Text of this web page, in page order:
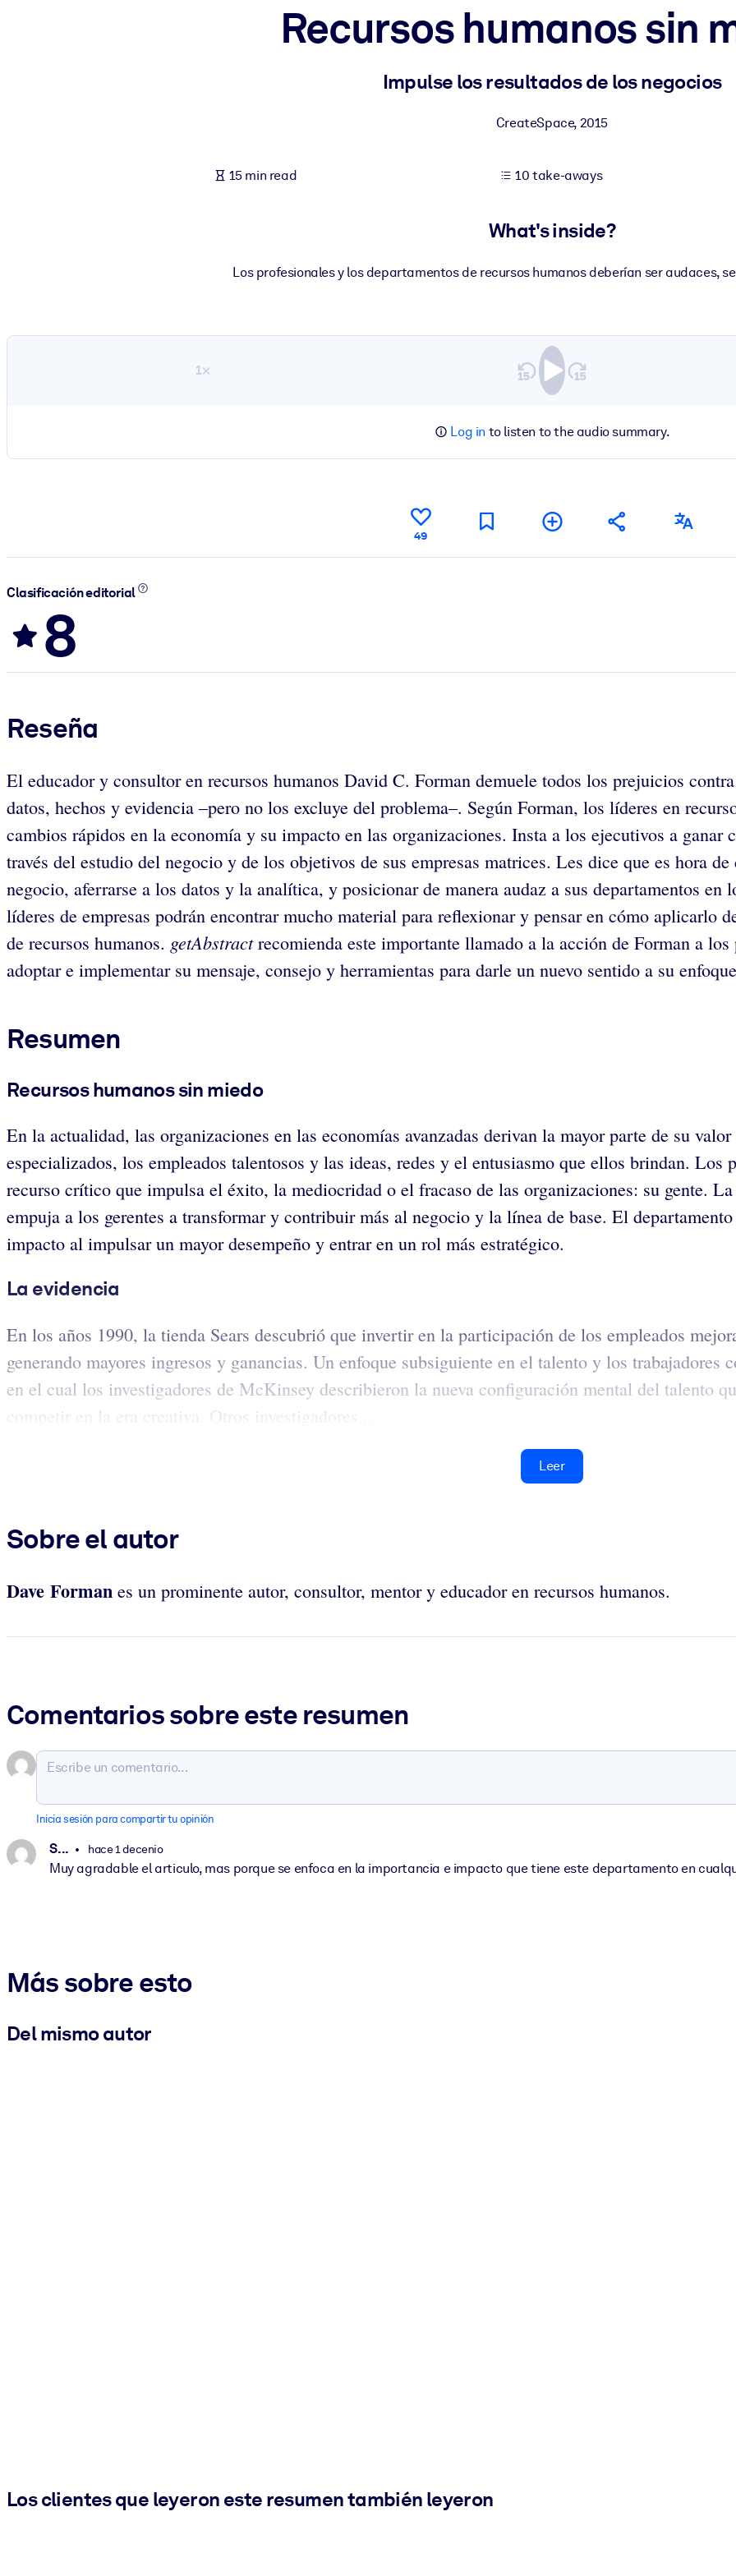
Fuel your AI systems with reliable, structured knowledge to improve outputs.
Recursos humanos sin
Impulse los resultados de los negocios
CreateSpace, 2015
15 min read 10 take-aways
What's inside?
Los profesionales y los departamentos de recursos humanos deberían ser audaces,
1×
Log in to listen to the audio summary.
49
Clasificación editorial
8
Reseña
El educador y consultor en recursos humanos David C. Forman demuele todos los prejuicios
datos, hechos y evidencia –pero no los excluye del problema–. Según Forman, los líderes en
cambios rápidos en la economía y su impacto en las organizaciones. Insta a los ejecutivos a
través del estudio del negocio y de los objetivos de sus empresas matrices. Les dice que es hora
negocio, aferrarse a los datos y la analítica, y posicionar de manera audaz a sus departamentos
líderes de empresas podrán encontrar mucho material para reflexionar y pensar en cómo aplicarlo
de recursos humanos. getAbstractrecomienda este importante llamado a la acción de Forman a
adoptar e implementar su mensaje, consejo y herramientas para darle un nuevo sentido a su
Resumen
Recursos humanos sin miedo
En la actualidad, las organizaciones en las economías avanzadas derivan la mayor parte de su
especializados, los empleados talentosos y las ideas, redes y el entusiasmo que ellos brindan. Los
recurso crítico que impulsa el éxito, la mediocridad o el fracaso de las organizaciones: su gente.
empuja a los gerentes a transformar y contribuir más al negocio y la línea de base. El
impacto al impulsar un mayor desempeño y entrar en un rol más estratégico.
La evidencia
En los años 1990, la tienda Sears descubrió que invertir en la participación de los empleados
generando mayores ingresos y ganancias. Un enfoque subsiguiente en el talento y los trabajadores
en el cual los investigadores de McKinsey describieron la nueva configuración mental del talento
competir en la era creativa. Otros investigadores...
Leer
Sobre el autor
Dave Forman es un prominente autor, consultor, mentor y educador en recursos humanos.
Comentarios sobre este resumen
Inicia sesión para compartir tu opinión
S. .. hace 1 decenio
Muy agradable el articulo, mas porque se enfoca en la importancia e impacto que tiene este departamento en
Más sobre esto
Del mismo autor
Los clientes que leyeron este resumen también leyeron